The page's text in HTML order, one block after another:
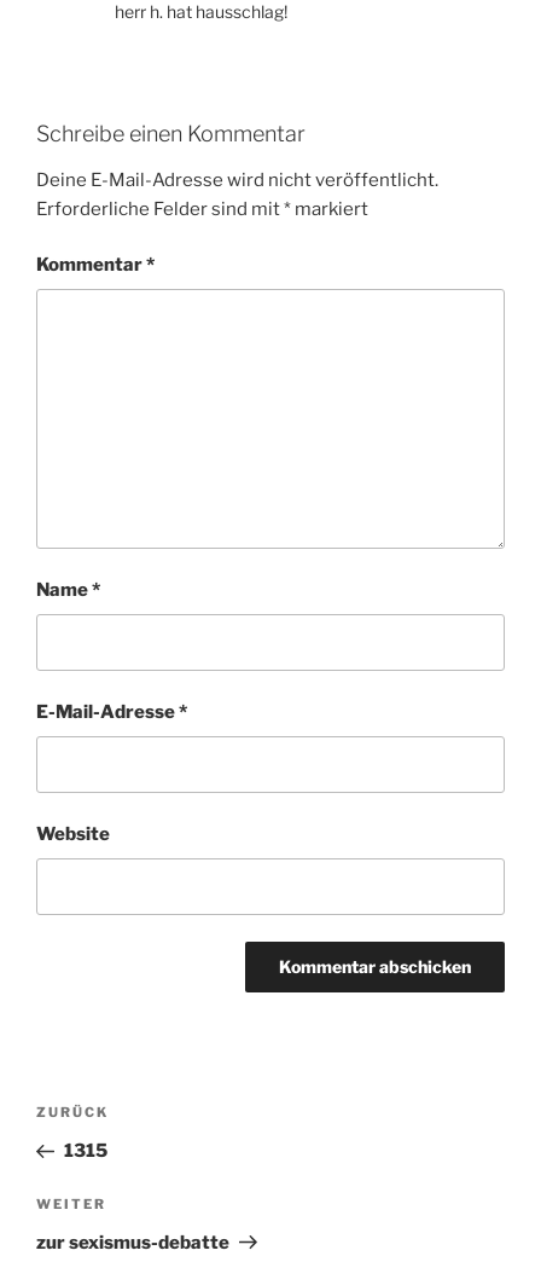
herr h. hat hausschlag!
Schreibe einen Kommentar
Deine E-Mail-Adresse wird nicht veröffentlicht.
Erforderliche Felder sind mit* markiert
Kommentar*
Name*
E-Mail-Adresse*
Website
Beitragsnavigation
Vorheriger
Beitrag
ZURÜCK
1315
Nächster
Beitrag
WEITER
zur sexismus-debatte